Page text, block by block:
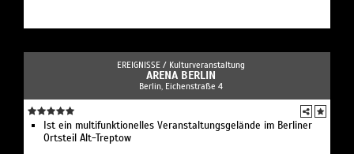
EREIGNISSE / Kulturveranstaltung
ARENA BERLIN
Berlin, Eichenstraße 4
Ist ein multifunktionelles Veranstaltungsgelände im Berliner
Ortsteil Alt-Treptow